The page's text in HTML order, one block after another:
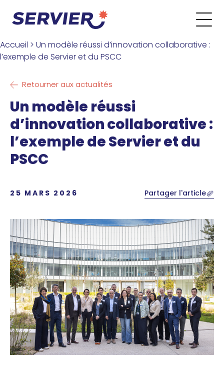
Accueil > Un modèle réussi d’innovation collaborative :
l’exemple de Servier et du PSCC
Retourner aux actualités
Un modèle réussi
d’innovation collaborative :
l’exemple de Servier et du
PSCC
25 MARS 2026 Partager l'article